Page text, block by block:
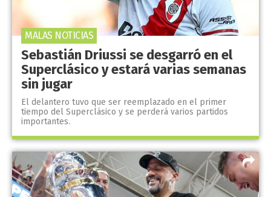
Sebastián Driussi se desgarró en el
Superclásico y estará varias semanas
sin jugar
El delantero tuvo que ser reemplazado en el primer
tiempo del Superclásico y se perderá varios partidos
importantes.
MALAS NOTICIAS